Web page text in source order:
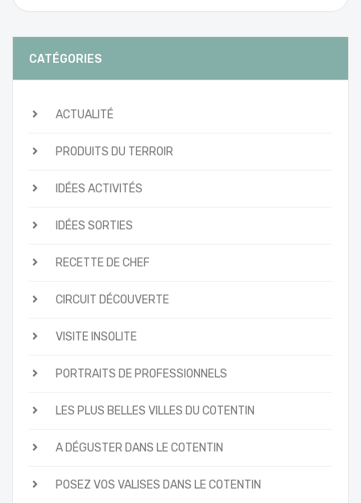
CATÉGORIES
ACTUALITÉ
PRODUITS DU TERROIR
IDÉES ACTIVITÉS
IDÉES SORTIES
RECETTE DE CHEF
CIRCUIT DÉCOUVERTE
VISITE INSOLITE
PORTRAITS DE PROFESSIONNELS
LES PLUS BELLES VILLES DU COTENTIN
A DÉGUSTER DANS LE COTENTIN
POSEZ VOS VALISES DANS LE COTENTIN